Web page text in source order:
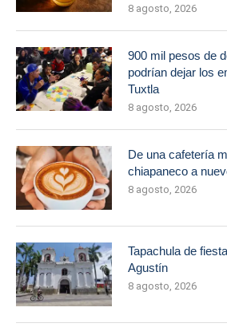
8 agosto, 2026
900 mil pesos de
podrían dejar los
Tuxtla
8 agosto, 2026
De una cafetería
chiapaneco a
8 agosto, 2026
Tapachula de
Agustín
8 agosto, 2026